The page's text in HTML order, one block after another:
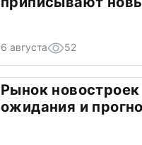
6 августа 52
Рынок
ожидания и